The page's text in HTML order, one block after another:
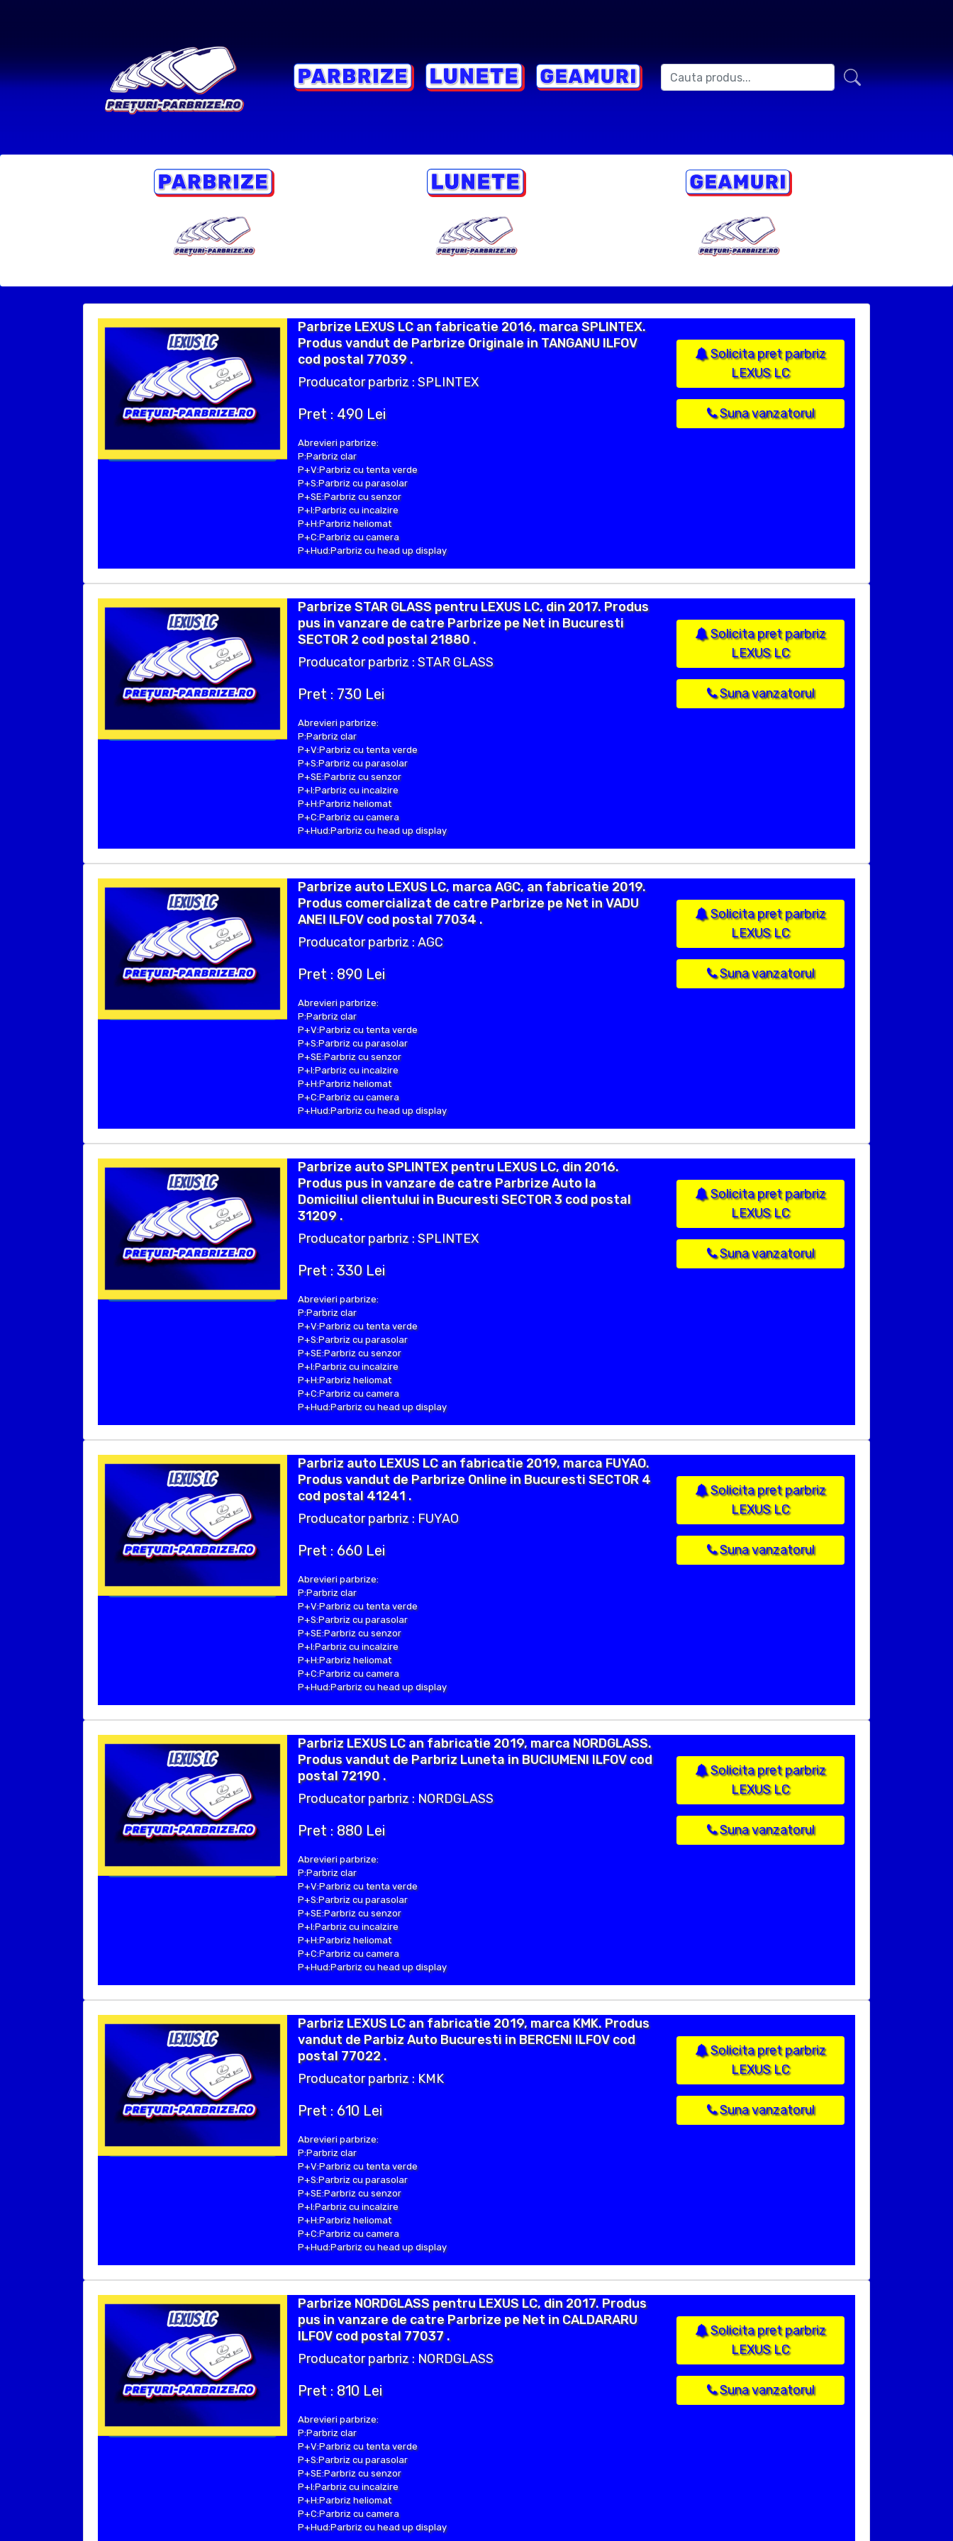
Parbrize LEXUS LC an fabricatie 2016, marca SPLINTEX.
Produs vandut de Parbrize Originale in TANGANU ILFOV
cod postal 77039 .
Producator parbriz : SPLINTEX
Pret : 490 Lei
Abrevieri parbrize:
P:Parbriz clar
P+V:Parbriz cu tenta verde
P+S:Parbriz cu parasolar
P+SE:Parbriz cu senzor
P+I:Parbriz cu incalzire
P+H:Parbriz heliomat
P+C:Parbriz cu camera
P+Hud:Parbriz cu head up display
Solicita pret parbriz
LEXUS LC
Suna vanzatorul
Parbrize STAR GLASS pentru LEXUS LC, din 2017. Produs
pus in vanzare de catre Parbrize pe Net in Bucuresti
SECTOR 2 cod postal 21880 .
Producator parbriz : STAR GLASS
Pret : 730 Lei
Abrevieri parbrize:
P:Parbriz clar
P+V:Parbriz cu tenta verde
P+S:Parbriz cu parasolar
P+SE:Parbriz cu senzor
P+I:Parbriz cu incalzire
P+H:Parbriz heliomat
P+C:Parbriz cu camera
P+Hud:Parbriz cu head up display
Solicita pret parbriz
LEXUS LC
Suna vanzatorul
Parbrize auto LEXUS LC, marca AGC, an fabricatie 2019.
Produs comercializat de catre Parbrize pe Net in VADU
ANEI ILFOV cod postal 77034 .
Producator parbriz : AGC
Pret : 890 Lei
Abrevieri parbrize:
P:Parbriz clar
P+V:Parbriz cu tenta verde
P+S:Parbriz cu parasolar
P+SE:Parbriz cu senzor
P+I:Parbriz cu incalzire
P+H:Parbriz heliomat
P+C:Parbriz cu camera
P+Hud:Parbriz cu head up display
Solicita pret parbriz
LEXUS LC
Suna vanzatorul
Parbrize auto SPLINTEX pentru LEXUS LC, din 2016.
Produs pus in vanzare de catre Parbrize Auto la
Domiciliul clientului in Bucuresti SECTOR 3 cod postal
31209 .
Producator parbriz : SPLINTEX
Pret : 330 Lei
Abrevieri parbrize:
P:Parbriz clar
P+V:Parbriz cu tenta verde
P+S:Parbriz cu parasolar
P+SE:Parbriz cu senzor
P+I:Parbriz cu incalzire
P+H:Parbriz heliomat
P+C:Parbriz cu camera
P+Hud:Parbriz cu head up display
Solicita pret parbriz
LEXUS LC
Suna vanzatorul
Parbriz auto LEXUS LC an fabricatie 2019, marca FUYAO.
Produs vandut de Parbrize Online in Bucuresti SECTOR 4
cod postal 41241 .
Producator parbriz : FUYAO
Pret : 660 Lei
Abrevieri parbrize:
P:Parbriz clar
P+V:Parbriz cu tenta verde
P+S:Parbriz cu parasolar
P+SE:Parbriz cu senzor
P+I:Parbriz cu incalzire
P+H:Parbriz heliomat
P+C:Parbriz cu camera
P+Hud:Parbriz cu head up display
Solicita pret parbriz
LEXUS LC
Suna vanzatorul
Parbriz LEXUS LC an fabricatie 2019, marca NORDGLASS.
Produs vandut de Parbriz Luneta in BUCIUMENI ILFOV cod
postal 72190 .
Producator parbriz : NORDGLASS
Pret : 880 Lei
Abrevieri parbrize:
P:Parbriz clar
P+V:Parbriz cu tenta verde
P+S:Parbriz cu parasolar
P+SE:Parbriz cu senzor
P+I:Parbriz cu incalzire
P+H:Parbriz heliomat
P+C:Parbriz cu camera
P+Hud:Parbriz cu head up display
Solicita pret parbriz
LEXUS LC
Suna vanzatorul
Parbriz LEXUS LC an fabricatie 2019, marca KMK. Produs
vandut de Parbiz Auto Bucuresti in BERCENI ILFOV cod
postal 77022 .
Producator parbriz : KMK
Pret : 610 Lei
Abrevieri parbrize:
P:Parbriz clar
P+V:Parbriz cu tenta verde
P+S:Parbriz cu parasolar
P+SE:Parbriz cu senzor
P+I:Parbriz cu incalzire
P+H:Parbriz heliomat
P+C:Parbriz cu camera
P+Hud:Parbriz cu head up display
Solicita pret parbriz
LEXUS LC
Suna vanzatorul
Parbrize NORDGLASS pentru LEXUS LC, din 2017. Produs
pus in vanzare de catre Parbrize pe Net in CALDARARU
ILFOV cod postal 77037 .
Producator parbriz : NORDGLASS
Pret : 810 Lei
Abrevieri parbrize:
P:Parbriz clar
P+V:Parbriz cu tenta verde
P+S:Parbriz cu parasolar
P+SE:Parbriz cu senzor
P+I:Parbriz cu incalzire
P+H:Parbriz heliomat
P+C:Parbriz cu camera
P+Hud:Parbriz cu head up display
Solicita pret parbriz
LEXUS LC
Suna vanzatorul